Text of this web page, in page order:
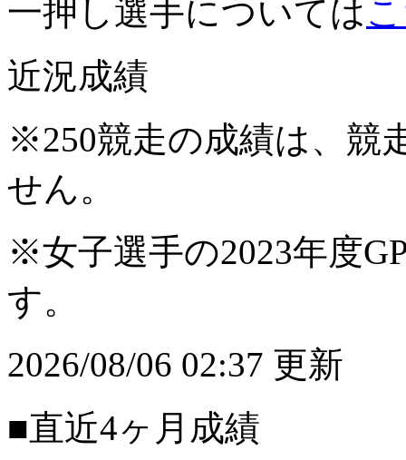
一押し選手については
近況成績
※250競走の成績は、競
せん。
※女子選手の2023年度
す。
2026/08/06 02:37 更新
■直近4ヶ月成績